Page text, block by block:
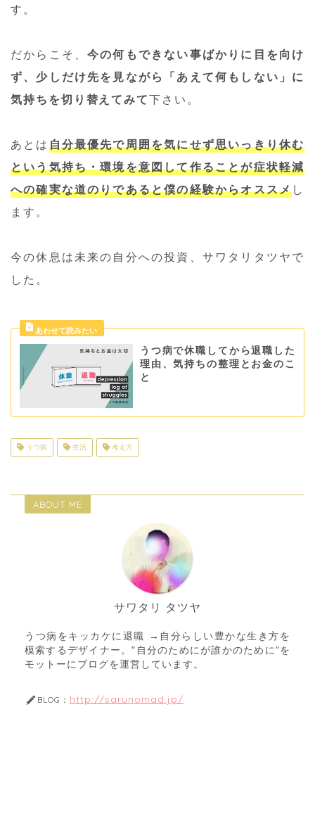
す。
だからこそ、今の何もできない事ばかりに目を向け
ず、少しだけ先を見ながら「あえて何もしない」に
気持ちを切り替えてみて下さい。
あとは 自分最優先で周囲を気にせず思いっきり休む
という気持ち・環境を意図して作ることが症状軽減
への確実な道のりであると僕の経験からオススメし
ます。
今の休息は未来の自分への投資、サワタリタツヤで
した。
うつ病で休職してから退職した
理由、気持ちの整理とお金のこ
と
うつ病 生活 考え方
ABOUT ME
サワタリ タツヤ
うつ病をキッカケに退職 →自分らしい豊かな生き方を
模索するデザイナー。"自分のためにが誰かのために"を
モットーにブログを運営しています。
BLOG： http://sarunomad.jp/